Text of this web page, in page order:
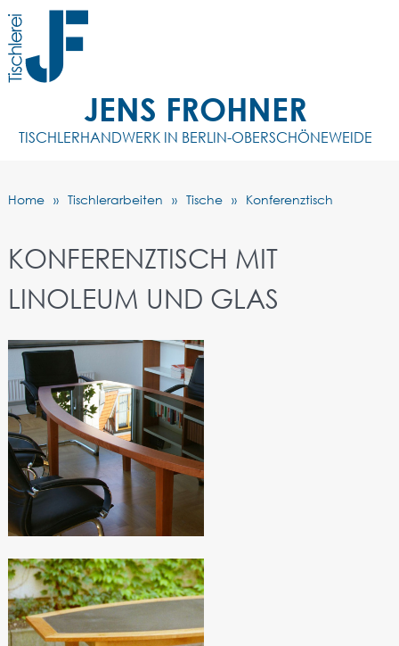
JENS FROHNER
TISCHLERHANDWERK IN BERLIN-OBERSCHÖNEWEIDE
Home Tischlerarbeiten Tische Konferenztisch
KONFERENZTISCH MIT
LINOLEUM UND GLAS